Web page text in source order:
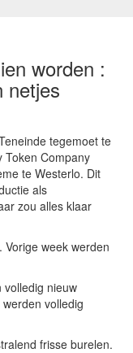
worden :
netjes
tegemoet te
Token Company
te Westerlo. Dit
als
zou alles klaar
week werden
volledig nieuw
volledig
frisse burelen.